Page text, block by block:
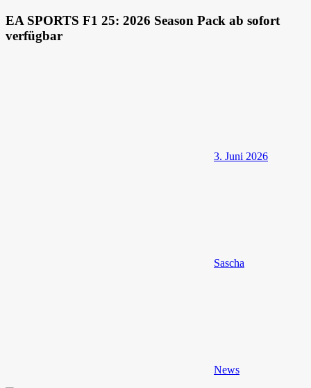
EA SPORTS F1 25: 2026 Season Pack ab sofort
verfügbar
3. Juni 2026
Sascha
News